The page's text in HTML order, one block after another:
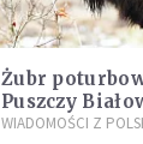
Żubr
Puszczy
daje do
WIADOMOŚCI Z